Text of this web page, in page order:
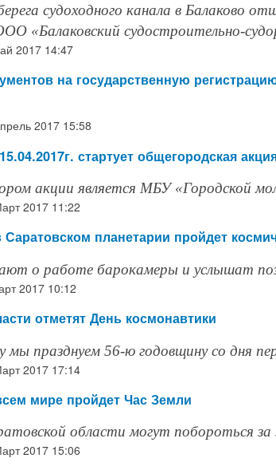
судоходного канала в Балаково
«Балаковский судостроительно-
2017 14:47
на государственную
2017 15:58
стартует общегородская
акции является МБУ «Городской
2017 11:22
Саратовском планетарии пройдет
о работе барокамеры и услышат
2017 10:12
отметят День космонавтики
мы празднуем 56-ю годовщину со дня
2017 17:14
мире пройдет Час Земли
области могут побороться
2017 15:06